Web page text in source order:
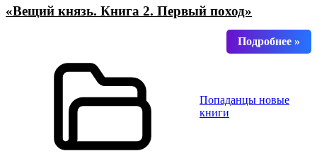
«Вещий князь. Книга 2. Первый поход»
Попаданцы новые
книги